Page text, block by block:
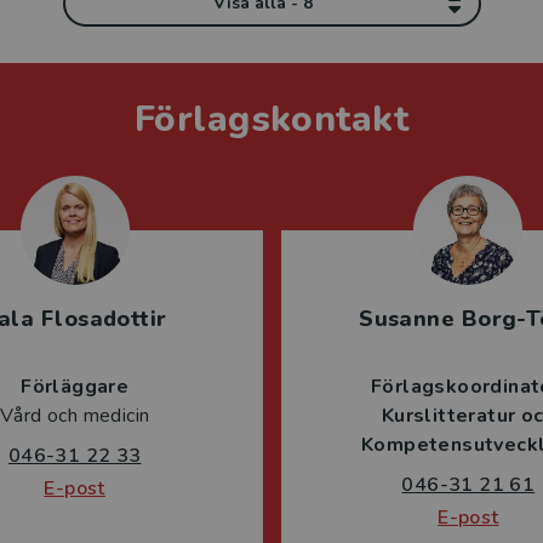
Förlagskontakt
Flosadottir
Förläggare
Vård och medicin
046-31 22 33
E-post
Susanne Borg-
Kurslitteratur
046-31 21 61
E-post